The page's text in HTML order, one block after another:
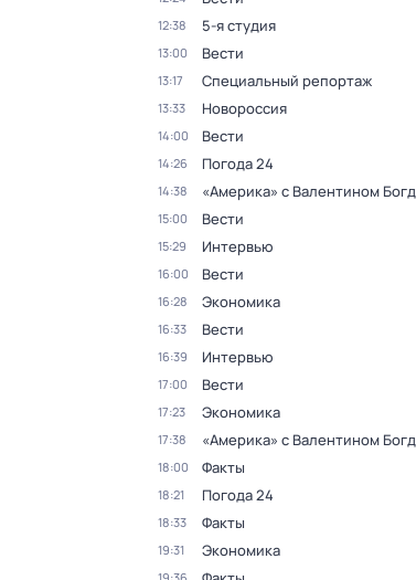
12:38 5-я студия
13:00 Вести
13:17 Специальный репортаж
13:33 Новороссия
14:00 Вести
14:26 Погода 24
14:38 «Америка» с Валентином
15:00 Вести
15:29 Интервью
16:00 Вести
16:28 Экономика
16:33 Вести
16:39 Интервью
17:00 Вести
17:23 Экономика
17:38 «Америка» с Валентином
18:00 Факты
18:21 Погода 24
18:33 Факты
19:31 Экономика